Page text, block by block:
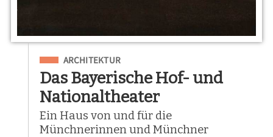
Eingeordnet unter
ARCHITEKTUR
Das Bayerische Hof- und
Nationaltheater
Ein Haus von und für die
Münchnerinnen und Münchner